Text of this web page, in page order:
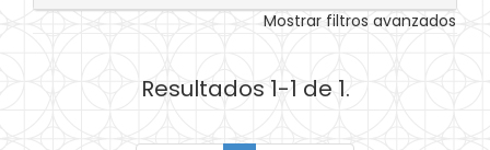
Mostrar filtros avanzados
Resultados 1-1 de 1.